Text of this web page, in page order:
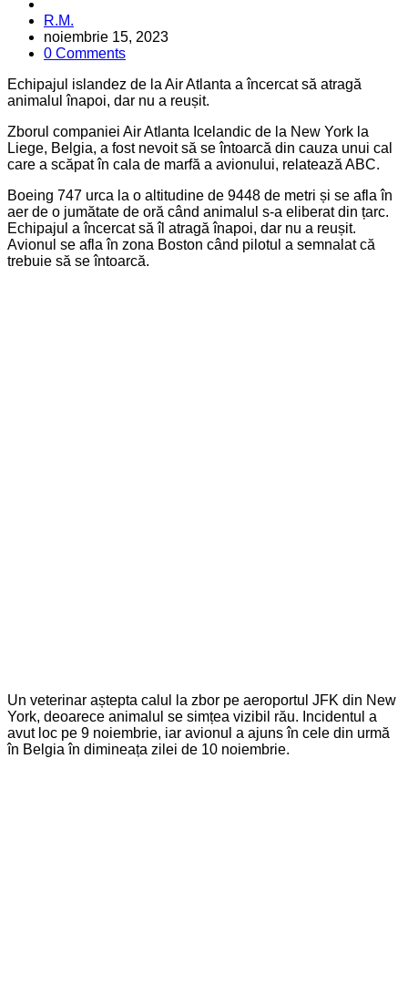
Posted
by
R.M.
noiembrie 15, 2023
0 Comments
Echipajul islandez de la Air Atlanta a încercat să atragă
animalul înapoi, dar nu a reușit.
Zborul companiei Air Atlanta Icelandic de la New York la
Liege, Belgia, a fost nevoit să se întoarcă din cauza unui cal
care a scăpat în cala de marfă a avionului, relatează ABC.
Boeing 747 urca la o altitudine de 9448 de metri și se afla în
aer de o jumătate de oră când animalul s-a eliberat din țarc.
Echipajul a încercat să îl atragă înapoi, dar nu a reușit.
Avionul se afla în zona Boston când pilotul a semnalat că
trebuie să se întoarcă.
Un veterinar aștepta calul la zbor pe aeroportul JFK din New
York, deoarece animalul se simțea vizibil rău. Incidentul a
avut loc pe 9 noiembrie, iar avionul a ajuns în cele din urmă
în Belgia în dimineața zilei de 10 noiembrie.